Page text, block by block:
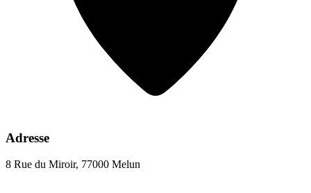
Adresse
8 Rue du Miroir, 77000 Melun